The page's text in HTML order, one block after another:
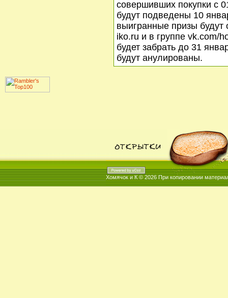
совершивших покупки с
будут подведены 10
выигранные призы будут
iko.ru и в группе vk.com/
будет забрать до 31
будут анулированы.
Хомячок и К © 2026При копировании